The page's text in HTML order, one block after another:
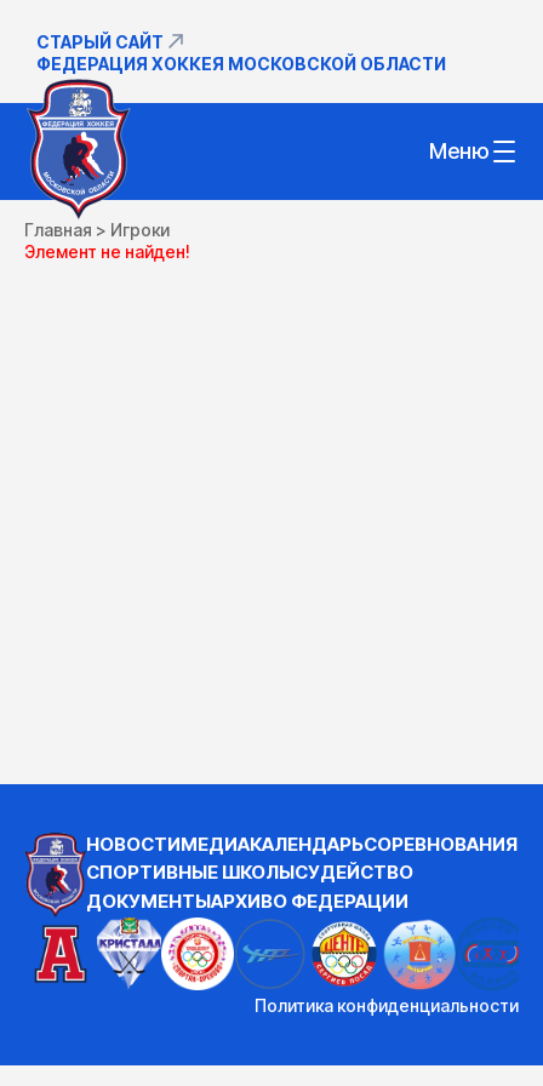
СТАРЫЙ САЙТ
ФЕДЕРАЦИЯ ХОККЕЯ МОСКОВСКОЙ ОБЛАСТИ
Меню
Главная > Игроки
Элемент не найден!
НОВОСТИМЕДИАКАЛЕНДАРЬСОРЕВНОВАНИЯ
СПОРТИВНЫЕ ШКОЛЫСУДЕЙСТВО
ДОКУМЕНТЫАРХИВО ФЕДЕРАЦИИ
Политика конфиденциальности